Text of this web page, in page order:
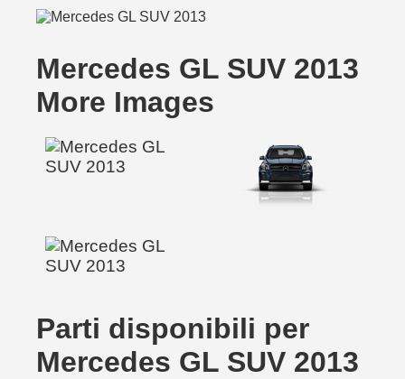
Mercedes GL SUV 2013
More Images
Parti disponibili per
Mercedes GL SUV 2013